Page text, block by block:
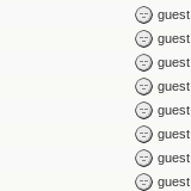
guest
guest
guest
guest
guest
guest
guest
guest